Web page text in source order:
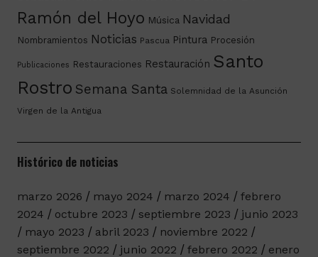
Ramón del Hoyo Música Navidad
Nombramientos Noticias Pascua Pintura Procesión
Publicaciones Restauraciones Restauración Santo
Rostro Semana Santa Solemnidad de la Asunción
Virgen de la Antigua
Histórico de noticias
marzo 2026 mayo 2024 marzo 2024
febrero
2024
octubre 2023 septiembre 2023
junio 2023
mayo 2023
abril 2023
noviembre 2022
septiembre 2022
junio 2022 febrero 2022
enero